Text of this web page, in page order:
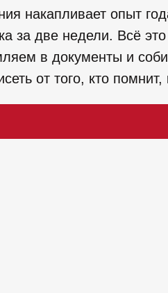
накапливает опыт
за две недели. Всё
в документы и
от того, кто